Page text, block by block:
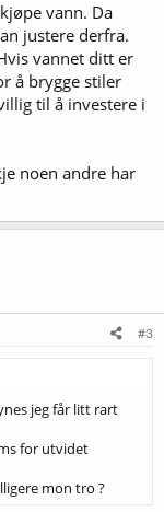
vann. Da
justere derfra.
vannet ditt er
å brygge stiler
til å investere i
noen andre har
#3
jeg får litt rart
for utvidet
mon tro ?